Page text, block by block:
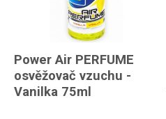
Power Air PERFUME
osvěžovač vzuchu -
Vanilka 75ml